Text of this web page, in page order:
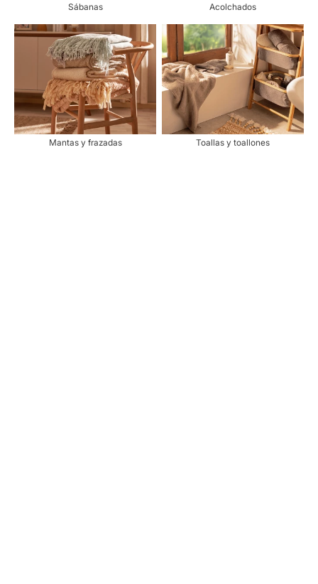
Sábanas Acolchados
Mantas y frazadas Toallas y toallones